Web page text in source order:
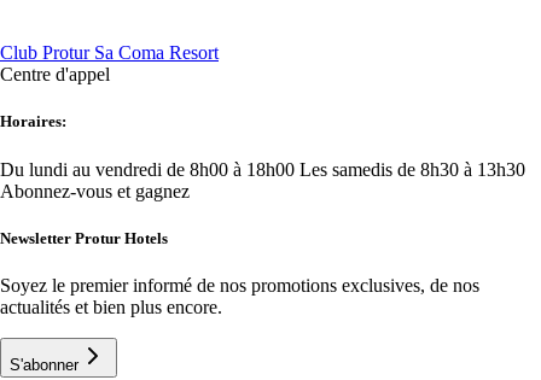
Club Protur Sa Coma Resort
Centre d'appel
Horaires:
Du lundi au vendredi de 8h00 à 18h00 Les samedis de 8h30 à 13h30
Abonnez-vous et gagnez
Newsletter Protur Hotels
Soyez le premier informé de nos promotions exclusives, de nos
actualités et bien plus encore.
S'abonner